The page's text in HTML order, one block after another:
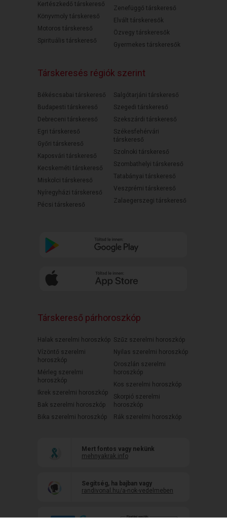
Kertészkedő társkereső
Könyvmoly társkereső
Motoros társkereső
Spirituális társkereső
Zenefüggő társkereső
Elvált társkeresők
Özvegy társkeresők
Gyermekes társkeresők
Társkeresés régiók szerint
Békéscsabai társkereső
Budapesti társkereső
Debreceni társkereső
Egri társkereső
Győri társkereső
Kaposvári társkereső
Kecskeméti társkereső
Miskolci társkereső
Nyíregyházi társkereső
Pécsi társkereső
Salgótarjáni társkereső
Szegedi társkereső
Szekszárdi társkereső
Székesfehérvári
társkereső
Szolnoki társkereső
Szombathelyi társkereső
Tatabányai társkereső
Veszprémi társkereső
Zalaegerszegi társkereső
Társkereső párhoroszkóp
Halak szerelmi horoszkóp
Vízöntő szerelmi
horoszkóp
Mérleg szerelmi
horoszkóp
Ikrek szerelmi horoszkóp
Bak szerelmi horoszkóp
Bika szerelmi horoszkóp
Szűz szerelmi horoszkóp
Nyilas szerelmi horoszkóp
Oroszlán szerelmi
horoszkóp
Kos szerelmi horoszkóp
Skorpió szerelmi
horoszkóp
Rák szerelmi horoszkóp
Mert fontos vagy nekünk
mehnyakrak.info
Segítség, ha bajban vagy
randivonal.hu/a-nok-vedelmeben